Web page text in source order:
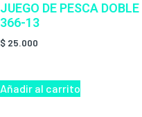
JUEGO DE PESCA DOBLE
366-13
$ 25.000
Añadir al carrito